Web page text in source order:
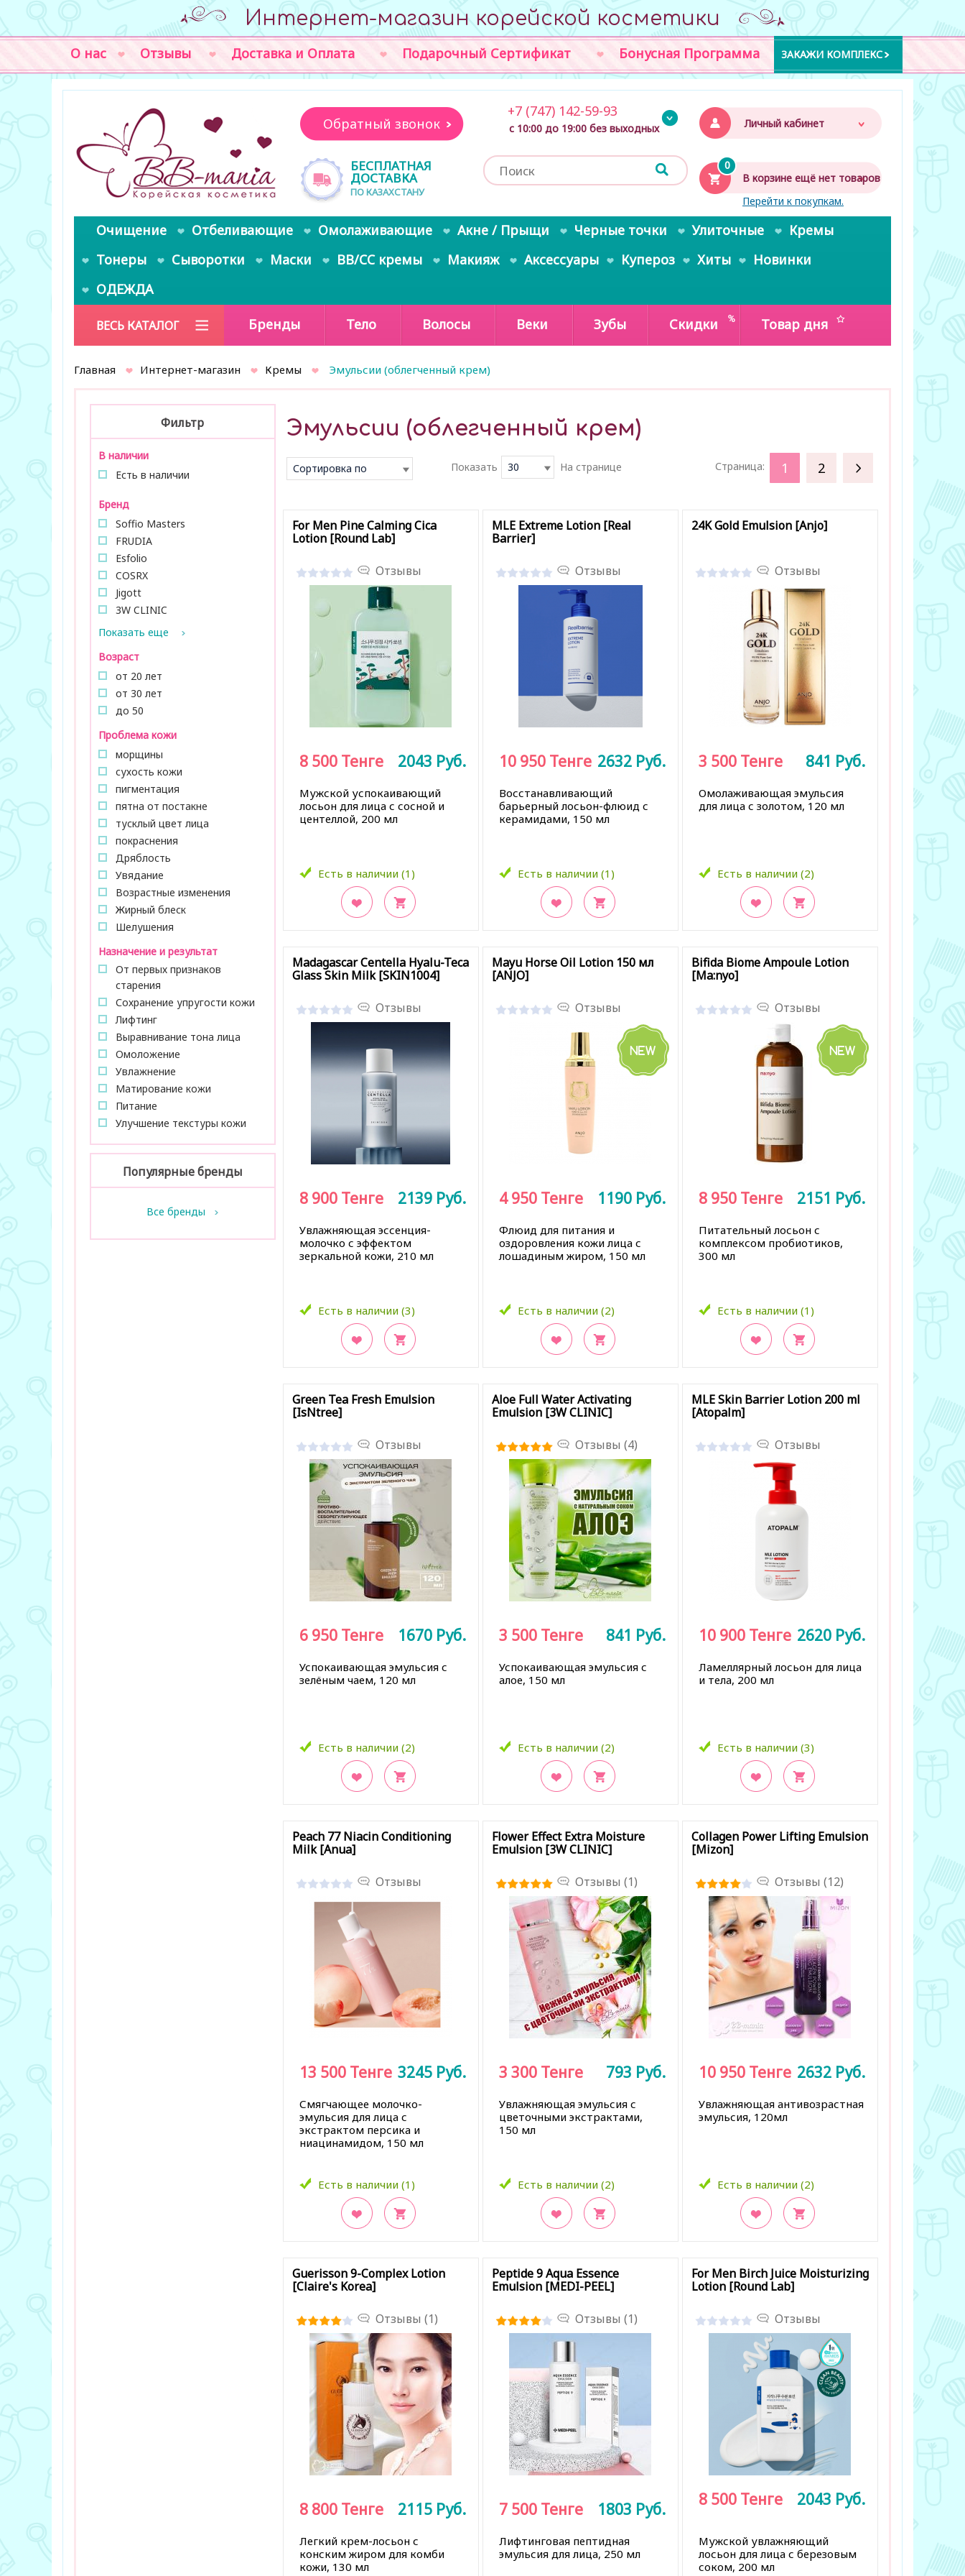
Интернет-магазин корейской косметики
О нас Отзывы Доставка и Оплата Подарочный Сертификат Бонусная Программа ЗАКАЖИ КОМПЛЕКС
Личный кабинет
0
В корзине ещё нет товаров
Перейти к покупкам.
Обратный звонок
БЕСПЛАТНАЯ
ДОСТАВКА
ПО КАЗАХСТАНУ
+7 (747) 142-59-93
с 10:00 до 19:00 без выходных
Очищение Отбеливающие Омолаживающие Акне / Прыщи Черные точки Улиточные
Кремы
Тонеры
Сыворотки Маски BB/CC кремы Макияж Аксессуары Купероз Хиты
Новинки
ОДЕЖДА
ВЕСЬ КАТАЛОГ Бренды Тело Волосы Веки Зубы Скидки Товар дня
Главная Интернет-магазин Кремы Эмульсии (облегченный крем)
Фильтр
В наличии
Есть в наличии
Бренд
Soffio Masters
FRUDIA
Esfolio
COSRX
Jigott
3W CLINIC
Показать еще
Возраст
от 20 лет
от 30 лет
до 50
Проблема кожи
морщины
сухость кожи
пигментация
пятна от постакне
тусклый цвет лица
покраснения
Дряблость
Увядание
Возрастные изменения
Жирный блеск
Шелушения
Назначение и результат
От первых признаков
старения
Сохранение упругости кожи
Лифтинг
Выравнивание тона лица
Омоложение
Увлажнение
Матирование кожи
Питание
Улучшение текстуры кожи
Популярные бренды
Все бренды
Эмульсии (облегченный крем)
Сортировка по
умолчанию
Показать 30 На странице Страница: 1 2
For Men Pine Calming Cica
Lotion [Round Lab]
Отзывы
Мужской успокаивающий
лосьон для лица с сосной и
центеллой, 200 мл
Есть в наличии (1)
8 500 Тенге 2043 Руб.
MLE Extreme Lotion [Real
Barrier]
Отзывы
Восстанавливающий
барьерный лосьон-флюид с
керамидами, 150 мл
Есть в наличии (1)
10 950 Тенге 2632 Руб.
24K Gold Emulsion [Anjo]
Отзывы
Омолаживающая эмульсия
для лица с золотом, 120 мл
Есть в наличии (2)
3 500 Тенге 841 Руб.
Madagascar Centella Hyalu-Teca
Glass Skin Milk [SKIN1004]
Отзывы
Увлажняющая эссенция-
молочко с эффектом
зеркальной кожи, 210 мл
Есть в наличии (3)
8 900 Тенге 2139 Руб.
Mayu Horse Oil Lotion 150 мл
[ANJO]
Отзывы
Флюид для питания и
оздоровления кожи лица с
лошадиным жиром, 150 мл
Есть в наличии (2)
4 950 Тенге 1190 Руб.
Bifida Biome Ampoule Lotion
[Ma:nyo]
Отзывы
Питательный лосьон с
комплексом пробиотиков,
300 мл
Есть в наличии (1)
8 950 Тенге 2151 Руб.
Green Tea Fresh Emulsion
[IsNtree]
Отзывы
Успокаивающая эмульсия с
зелёным чаем, 120 мл
Есть в наличии (2)
6 950 Тенге 1670 Руб.
Aloe Full Water Activating
Emulsion [3W CLINIC]
Отзывы (4)
Успокаивающая эмульсия с
алое, 150 мл
Есть в наличии (2)
3 500 Тенге 841 Руб.
MLE Skin Barrier Lotion 200 ml
[Atopalm]
Отзывы
Ламеллярный лосьон для лица
и тела, 200 мл
Есть в наличии (3)
10 900 Тенге 2620 Руб.
Peach 77 Niacin Conditioning
Milk [Anua]
Отзывы
Смягчающее молочко-
эмульсия для лица с
экстрактом персика и
ниацинамидом, 150 мл
Есть в наличии (1)
13 500 Тенге 3245 Руб.
Flower Effect Extra Moisture
Emulsion [3W CLINIC]
Отзывы (1)
Увлажняющая эмульсия с
цветочными экстрактами,
150 мл
Есть в наличии (2)
3 300 Тенге 793 Руб.
Collagen Power Lifting Emulsion
[Mizon]
Отзывы (12)
Увлажняющая антивозрастная
эмульсия, 120мл
Есть в наличии (2)
10 950 Тенге 2632 Руб.
Guerisson 9-Complex Lotion
[Claire's Korea]
Отзывы (1)
Легкий крем-лосьон с
конским жиром для комби
кожи, 130 мл
8 800 Тенге 2115 Руб.
Peptide 9 Aqua Essence
Emulsion [MEDI-PEEL]
Отзывы (1)
Лифтинговая пептидная
эмульсия для лица, 250 мл
7 500 Тенге 1803 Руб.
For Men Birch Juice Moisturizing
Lotion [Round Lab]
Отзывы
Мужской увлажняющий
лосьон для лица с березовым
соком, 200 мл
8 500 Тенге 2043 Руб.